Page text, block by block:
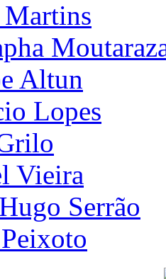
Altun
Lopes
Vieira
Serrão